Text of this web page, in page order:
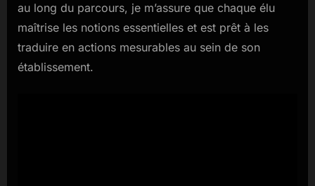
au long du parcours, je m’assure que chaque élu
maîtrise les notions essentielles et est prêt à les
traduire en actions mesurables au sein de son
établissement.